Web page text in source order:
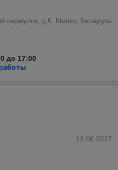
переулок, д.6, Минск, Беларусь
до 17:00
13.06.2017